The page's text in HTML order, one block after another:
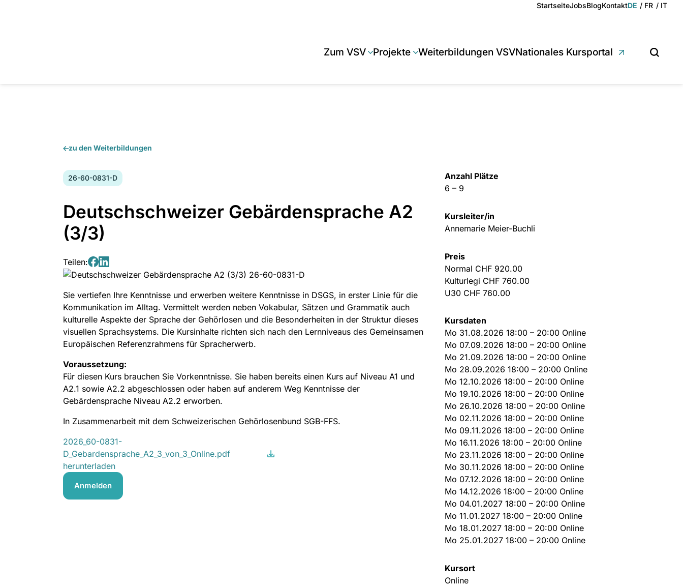
StartseiteJobsBlogKontaktDeutsch
DE Français
FR IT
Zum VSV Projekte Weiterbildungen VSVNationales Kursportal
Suchen
zu den Weiterbildungen
Kursnummer:
26-60-0831-D
Deutschschweizer Gebärdensprache A2
(3/3)
Teilen:
Teilen
Facebook
Teilen
LinkedIn
Sie vertiefen Ihre Kenntnisse und erwerben weitere Kenntnisse in DSGS, in erster Linie für die
Kommunikation im Alltag. Vermittelt werden neben Vokabular, Sätzen und Grammatik auch
kulturelle Aspekte der Sprache der Gehörlosen und die Besonderheiten in der Struktur dieses
visuellen Sprachsystems. Die Kursinhalte richten sich nach den Lernniveaus des Gemeinsamen
Europäischen Referenzrahmens für Spracherwerb.
Voraussetzung:
Für diesen Kurs brauchen Sie Vorkenntnisse. Sie haben bereits einen Kurs auf Niveau A1 und
A2.1 sowie A2.2 abgeschlossen oder haben auf anderem Weg Kenntnisse der
Gebärdensprache Niveau A2.2 erworben.
In Zusammenarbeit mit dem Schweizerischen Gehörlosenbund SGB-FFS.
2026_60-0831-
D_Gebardensprache_A2_3_von_3_Online.pdf
herunterladen
Anmelden
Anzahl Plätze
6 – 9
Kursleiter/in
Annemarie Meier-Buchli
Preis
Normal CHF 920.00
Kulturlegi CHF 760.00
U30 CHF 760.00
Kursdaten
Mo 31.08.2026 18:00 – 20:00 Online
Mo 07.09.2026 18:00 – 20:00 Online
Mo 21.09.2026 18:00 – 20:00 Online
Mo 28.09.2026 18:00 – 20:00 Online
Mo 12.10.2026 18:00 – 20:00 Online
Mo 19.10.2026 18:00 – 20:00 Online
Mo 26.10.2026 18:00 – 20:00 Online
Mo 02.11.2026 18:00 – 20:00 Online
Mo 09.11.2026 18:00 – 20:00 Online
Mo 16.11.2026 18:00 – 20:00 Online
Mo 23.11.2026 18:00 – 20:00 Online
Mo 30.11.2026 18:00 – 20:00 Online
Mo 07.12.2026 18:00 – 20:00 Online
Mo 14.12.2026 18:00 – 20:00 Online
Mo 04.01.2027 18:00 – 20:00 Online
Mo 11.01.2027 18:00 – 20:00 Online
Mo 18.01.2027 18:00 – 20:00 Online
Mo 25.01.2027 18:00 – 20:00 Online
Kursort
Online